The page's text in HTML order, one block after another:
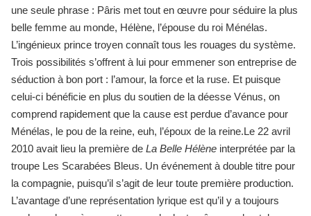
une seule phrase : Pâris met tout en œuvre pour séduire la plus
belle femme au monde, Hélène, l’épouse du roi Ménélas.
L’ingénieux prince troyen connaît tous les rouages du système.
Trois possibilités s’offrent à lui pour emmener son entreprise de
séduction à bon port : l’amour, la force et la ruse. Et puisque
celui-ci bénéficie en plus du soutien de la déesse Vénus, on
comprend rapidement que la cause est perdue d’avance pour
Ménélas, le pou de la reine, euh, l’époux de la reine.Le 22 avril
2010 avait lieu la première de La Belle Hélène interprétée par la
troupe Les Scarabées Bleus. Un événement à double titre pour
la compagnie, puisqu’il s’agit de leur toute première production.
L’avantage d’une représentation lyrique est qu’il y a toujours